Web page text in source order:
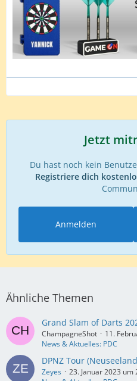
Jetzt
Du hast noch kein
Registriere dich
Anmelden
Ähnliche Themen
Grand Slam of Darts
ChampagneShot
11.
News & Aktuelles: PDC
DPNZ Tour
Zeyes
23. Januar 2023 um